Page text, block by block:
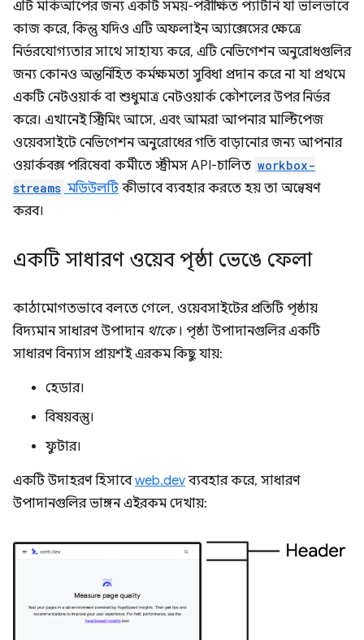
এটি মার্কআপের জন্য একটি সময়-পরীক্ষিত প্যাটার্ন যা ভালভাবে
কাজ করে, কিন্তু যদিও এটি অফলাইন অ্যাক্সেসের ক্ষেত্রে
নির্ভরযোগ্যতার সাথে সাহায্য করে, এটি নেভিগেশন অনুরোধগুলির
জন্য কোনও অন্তর্নিহিত কর্মক্ষমতা সুবিধা প্রদান করে না যা প্রথমে
একটি নেটওয়ার্ক বা শুধুমাত্র নেটওয়ার্ক কৌশলের উপর নির্ভর
করে। এখানেই স্ট্রিমিং আসে, এবং আমরা আপনার মাল্টিপেজ
ওয়েবসাইটে নেভিগেশন অনুরোধের গতি বাড়ানোর জন্য আপনার
ওয়ার্কবক্স পরিষেবা কর্মীতে স্ট্রীমস API-চালিত workbox-
streams মডিউলটিকীভাবে ব্যবহার করতে হয় তা অন্বেষণ
করব।
একটি সাধারণ ওয়েব পৃষ্ঠা ভেঙে ফেলা
কাঠামোগতভাবে বলতে গেলে, ওয়েবসাইটের প্রতিটি পৃষ্ঠায়
বিদ্যমান সাধারণ উপাদান থাকে। পৃষ্ঠা উপাদানগুলির একটি
সাধারণ বিন্যাস প্রায়শই এরকম কিছু যায়:
হেডার।
বিষয়বস্তু।
ফুটার।
একটি উদাহরণ হিসাবেweb.devব্যবহার করে, সাধারণ
উপাদানগুলির ভাঙ্গন এইরকম দেখায়: